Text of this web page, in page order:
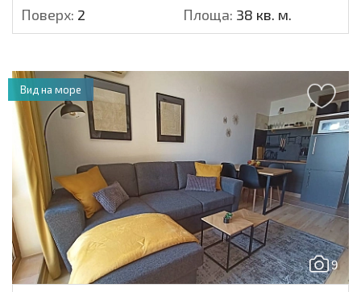
Поверх: 2 Площа: 38 кв. м.
9
Вид на море